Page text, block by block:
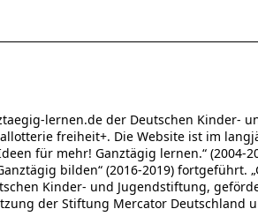
lernen.de der Deutschen Kinder-
freiheit+. Die Website ist im
für mehr! Ganztägig lernen.“ (2004-
bilden“ (2016-2019) fortgeführt.
Kinder- und Jugendstiftung,
der Stiftung Mercator Deutschland